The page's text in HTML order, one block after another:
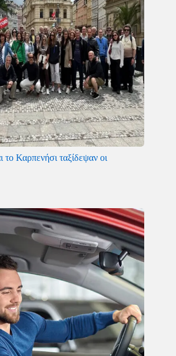
Καρπενήσι ταξίδεψαν οι